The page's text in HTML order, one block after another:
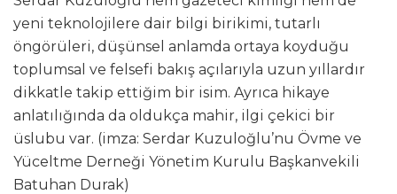
yeni teknolojilere dair bilgi birikimi, tutarlı
öngörüleri, düşünsel anlamda ortaya koyduğu
toplumsal ve felsefi bakış açılarıyla uzun yıllardır
dikkatle takip ettiğim bir isim. Ayrıca hikaye
anlatılığında da oldukça mahir, ilgi çekici bir
üslubu var. (imza: Serdar Kuzuloğlu’nu Övme ve
Yüceltme Derneği Yönetim Kurulu Başkanvekili
Batuhan Durak)